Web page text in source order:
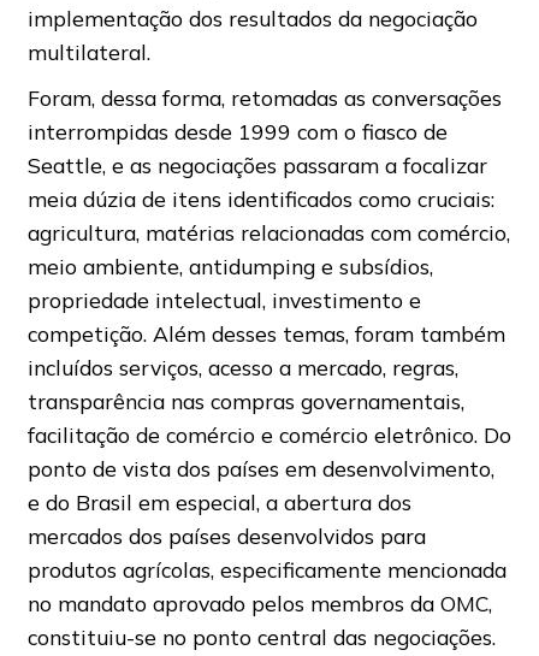
implementação dos resultados da negociação
multilateral.
Foram, dessa forma, retomadas as conversações
interrompidas desde 1999 com o fiasco de
Seattle, e as negociações passaram a focalizar
meia dúzia de itens identificados como cruciais:
agricultura, matérias relacionadas com comércio,
meio ambiente, antidumping e subsídios,
propriedade intelectual, investimento e
competição. Além desses temas, foram também
incluídos serviços, acesso a mercado, regras,
transparência nas compras governamentais,
facilitação de comércio e comércio eletrônico. Do
ponto de vista dos países em desenvolvimento,
e do Brasil em especial, a abertura dos
mercados dos países desenvolvidos para
produtos agrícolas, especificamente mencionada
no mandato aprovado pelos membros da OMC,
constituiu-se no ponto central das negociações.